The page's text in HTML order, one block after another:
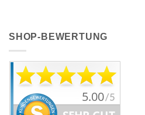
SHOP-BEWERTUNG